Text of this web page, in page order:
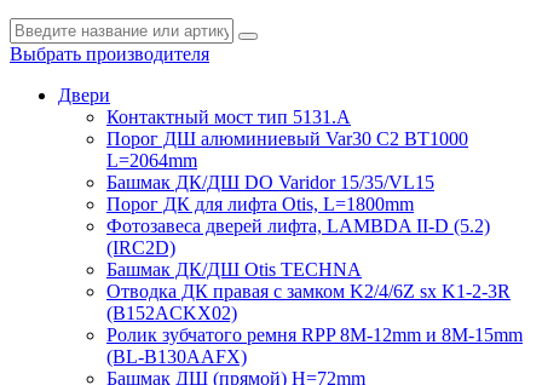
Выбрать производителя
Двери
Контактный мост тип 5131.A
Порог ДШ алюминиевый Var30 C2 BT1000
L=2064mm
Башмак ДК/ДШ DO Varidor 15/35/VL15
Порог ДК для лифта Otis, L=1800mm
Фотозавеса дверей лифта, LAMBDA II-D (5.2)
(IRC2D)
Башмак ДК/ДШ Otis TECHNA
Отводка ДК правая с замком K2/4/6Z sx K1-2-3R
(B152ACKX02)
Ролик зубчатого ремня RPP 8M-12mm и 8M-15mm
(BL-B130AAFX)
Башмак ДШ (прямой) H=72mm